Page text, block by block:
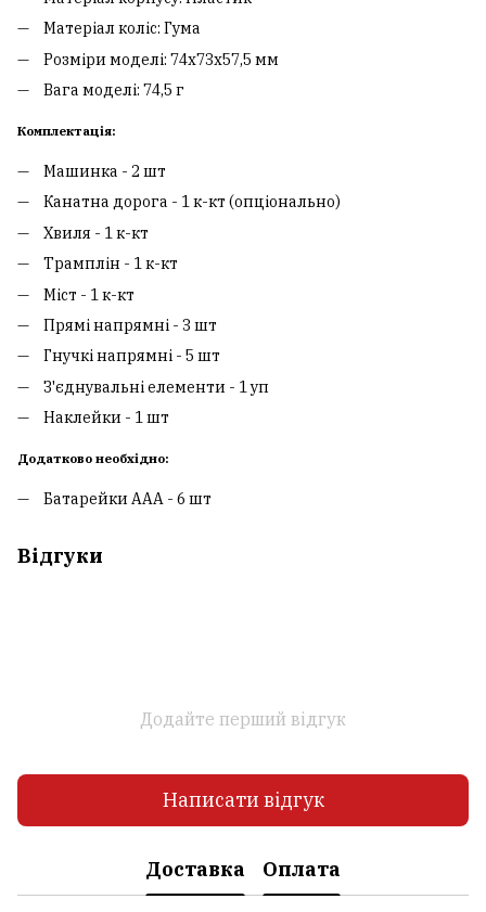
Матеріал коліс: Гума
Розміри моделі: 74х73х57,5 мм
Вага моделі: 74,5 г
Комплектація:
Машинка - 2 шт
Канатна дорога - 1 к-кт (опціонально)
Хвиля - 1 к-кт
Трамплін - 1 к-кт
Міст - 1 к-кт
Прямі напрямні - 3 шт
Гнучкі напрямні - 5 шт
З'єднувальні елементи - 1 уп
Наклейки - 1 шт
Додатково необхідно:
Батарейки ААA - 6 шт
Відгуки
Додайте перший відгук
Написати відгук
Доставка Оплата